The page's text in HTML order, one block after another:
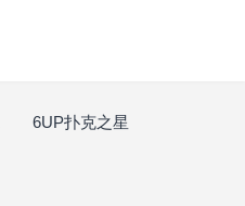
6UP扑克之星